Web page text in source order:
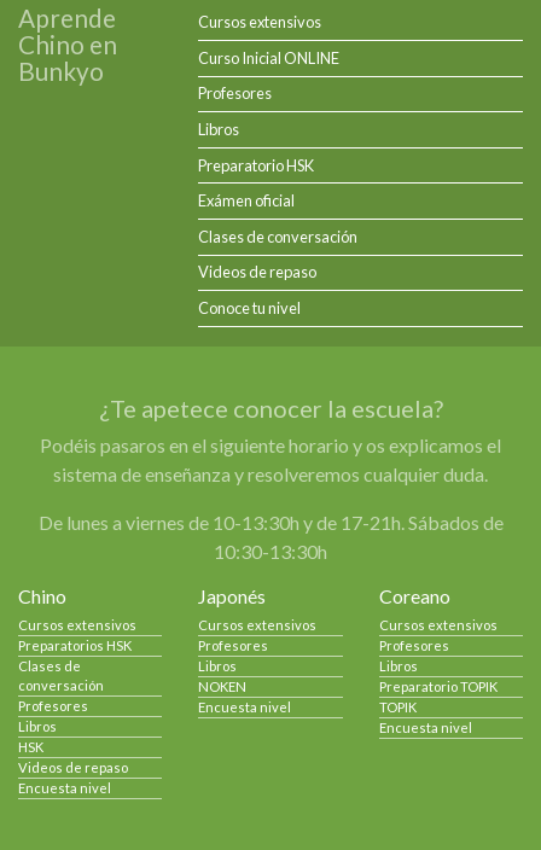
Aprende
Chino en
Bunkyo
Cursos extensivos
Curso Inicial ONLINE
Profesores
Libros
Preparatorio HSK
Exámen oficial
Clases de conversación
Videos de repaso
Conoce tu nivel
¿Te apetece conocer la escuela?
Podéis pasaros en el siguiente horario y os explicamos el
sistema de enseñanza y resolveremos cualquier duda.
De lunes a viernes de 10-13:30h y de 17-21h. Sábados de
10:30-13:30h
Chino
Cursos extensivos
Preparatorios HSK
Clases de
conversación
Profesores
Libros
HSK
Videos de repaso
Encuesta nivel
Japonés
Cursos extensivos
Profesores
Libros
NOKEN
Encuesta nivel
Coreano
Cursos extensivos
Profesores
Libros
Preparatorio TOPIK
TOPIK
Encuesta nivel